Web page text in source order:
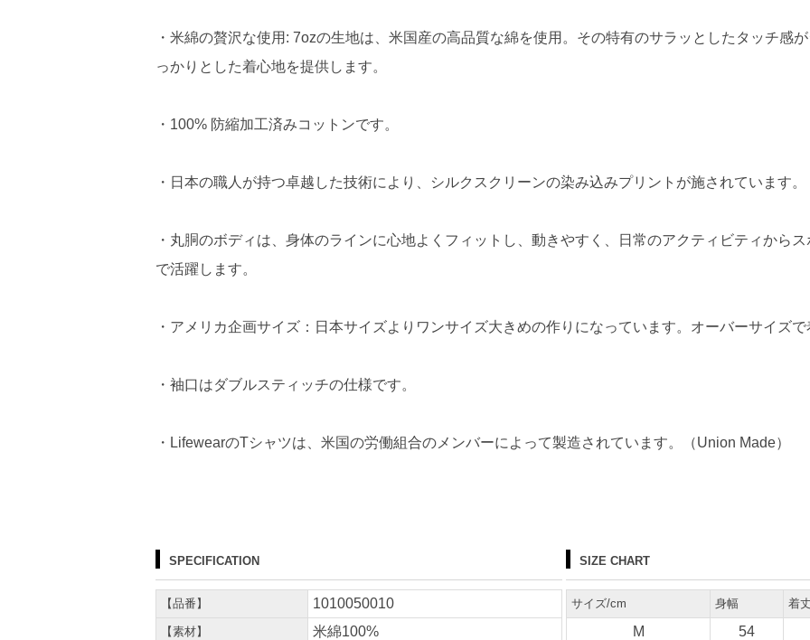
・米綿の贅沢な使用: 7ozの生地は、米国産の高品質な綿を使用。その特有のサラッとしたタッチ感
っかりとした着心地を提供します。
・100% 防縮加工済みコットンです。
・日本の職人が持つ卓越した技術により、シルクスクリーンの染み込みプリントが施されています。
・丸胴のボディは、身体のラインに心地よくフィットし、動きやすく、日常のアクティビティから
で活躍します。
・アメリカ企画サイズ：日本サイズよりワンサイズ大きめの作りになっています。オーバーサイズ
・袖口はダブルスティッチの仕様です。
・LifewearのTシャツは、米国の労働組合のメンバーによって製造されています。（Union Made）
SPECIFICATION
【品番】 1010050010
【素材】 米綿100%
SIZE CHART
サイズ/cm 身幅 着
M
54